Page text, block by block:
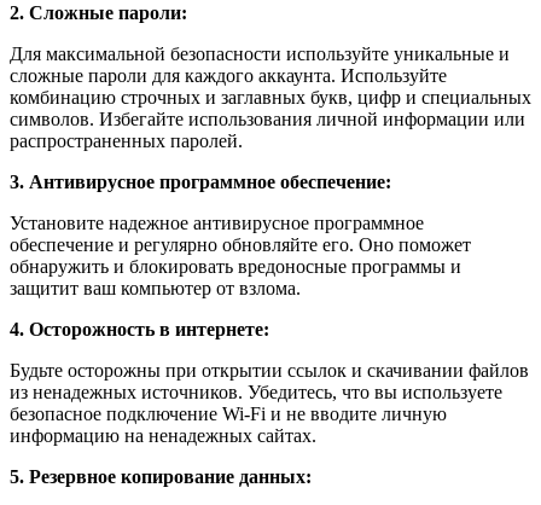
2. Сложные пароли:
Для максимальной безопасности используйте уникальные и
сложные пароли для каждого аккаунта. Используйте
комбинацию строчных и заглавных букв, цифр и специальных
символов. Избегайте использования личной информации или
распространенных паролей.
3. Антивирусное программное обеспечение:
Установите надежное антивирусное программное
обеспечение и регулярно обновляйте его. Оно поможет
обнаружить и блокировать вредоносные программы и
защитит ваш компьютер от взлома.
4. Осторожность в интернете:
Будьте осторожны при открытии ссылок и скачивании файлов
из ненадежных источников. Убедитесь, что вы используете
безопасное подключение Wi-Fi и не вводите личную
информацию на ненадежных сайтах.
5. Резервное копирование данных: